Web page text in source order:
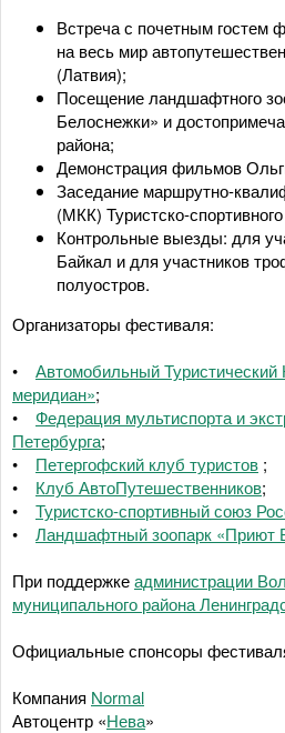
Встреча с почетным гостем
на весь мир
(Латвия);
Посещение ландшафтного
Белоснежки» и
района;
Демонстрация фильмов
Заседание маршрутно-
(МКК) Туристско-
Контрольные выезды: для
Байкал и для участников
полуостров.
Организаторы фестиваля:
• Автомобильный
меридиан»;
• Федерация мультиспорта и
Петербурга;
• Петергофский клуб туристов ;
• Клуб АвтоПутешественников;
• Туристско-спортивный союз
• Ландшафтный зоопарк «Приют
При поддержкеадминистрации
муниципального района
Официальные спонсоры
Компания Normal
Автоцентр «Нева»